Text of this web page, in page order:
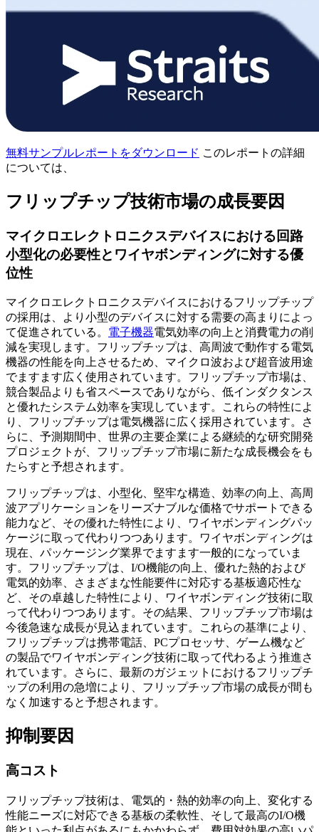
無料サンプルレポートをダウンロード このレポートの詳細
については、
フリップチップ技術市場の成長要因
マイクロエレクトロニクスデバイスにおける回路
小型化の必要性とワイヤボンディングに対する優
位性
マイクロエレクトロニクスデバイスにおけるフリップチップ
の採用は、より小型のデバイスに対する需要の高まりによっ
て促進されている。 電子機器電気効率の向上と消費電力の削
減を実現します。フリップチップは、高周波で動作する電気
機器の性能を向上させるため、マイクロ波および超音波用途
でますます広く使用されています。フリップチップ市場は、
競合製品よりも省スペースでありながら、低インダクタンス
と優れたシステム効率を実現しています。これらの特性によ
り、フリップチップは電気機器に広く採用されています。さ
らに、予測期間中、世界の主要企業による継続的な研究開発
プロジェクトが、フリップチップ市場に新たな成長機会をも
たらすと予想されます。
フリップチップは、小型化、堅牢な構造、効率の向上、高周
波アプリケーションをリーズナブルな価格でサポートできる
能力など、その優れた特性により、ワイヤボンディングパッ
ケージに取って代わりつつあります。ワイヤボンディングは
現在、パッケージング業界でますます一般的になっていま
す。フリップチップは、I/O機能の向上、優れた熱的および
電気的効率、さまざまな性能要件に対応する基板適応性な
ど、その卓越した特性により、ワイヤボンディング技術に取
って代わりつつあります。その結果、フリップチップ市場は
今後急速な成長が見込まれています。これらの基準により、
フリップチップは携帯電話、PCプロセッサ、ゲーム機など
の製品でワイヤボンディング技術に取って代わるよう推進さ
れています。さらに、最新のガジェットにおけるフリップチ
ップの利用の急増により、フリップチップ市場の成長が間も
なく加速すると予想されます。
抑制要因
高コスト
フリップチップ技術は、電気的・熱的効率の向上、変化する
性能ニーズに対応できる基板の柔軟性、そして最高のI/O機